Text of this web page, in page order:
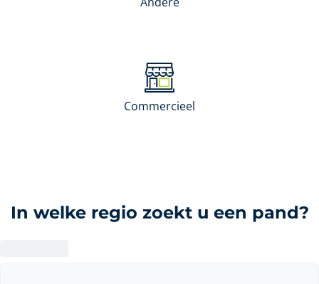
Commercieel
In welke regio zoekt u een pand?